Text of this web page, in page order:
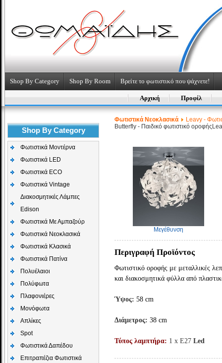
Shop By Category Shop By Room Βρείτε το φωτιστικό που ψάχνετε!
Αρχική Προφίλ
Shop By Category
Φωτιστικά Μοντέρνα
Φωτιστικά LED
Φωτιστικά ECO
Φωτιστικά Vintage
Διακοσμητικές Λάμπες
Edison
Φωτιστικά Με Αμπαζούρ
Φωτιστικά Νεοκλασικά
Φωτιστικά Κλασικά
Φωτιστικά Πατίνα
Πολυέλαιοι
Πολύφωτα
Πλαφονιέρες
Μονόφωτα
Απλίκες
Spot
Φωτιστικά Δαπέδου
Επιτραπέζια Φωτιστικά
Φωτιστικά Νεοκλασικά
Leavy -
Butterfly - Παιδικό φωτιστικό οροφής
Μεγέθυνση
Περιγραφή Προϊόντος
Φωτιστικό οροφής με μεταλλικές
και διακοσμητικά φύλλα από
Ύψος: 58 cm
Διάμετρος: 38 cm
Τύπος λαμπτήρα: 1 x E27 Led